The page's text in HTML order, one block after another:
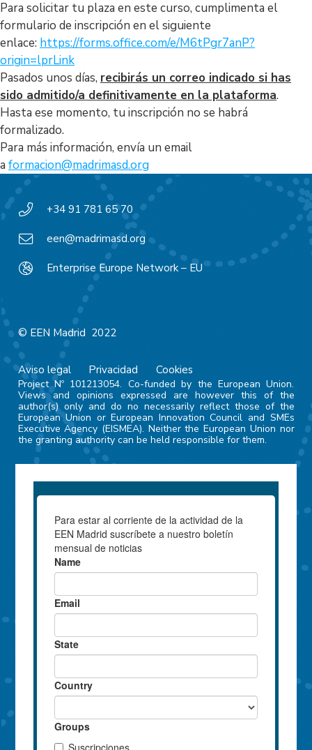
Para solicitar tu plaza en este curso, cumplimenta el
formulario de inscripción en el siguiente
enlace: https://forms.office.com/e/M6tPgr7anP?
origin=lprLink
Pasados unos días, recibirás un correo indicado si has
sido admitido/a definitivamente en la plataforma.
Hasta ese momento, tu inscripción no se habrá
formalizado.
Para más información, envía un email
a formacion@madrimasd.org
+34 91 781 65 70
een@madrimasd.org
Enterprise Europe Network – EU
© EEN Madrid 2022
Aviso legal Privacidad Cookies
Project Nº 101213054. Co-funded by the European Union.
Views and opinions expressed are however this of the
author(s) only and do no necessarily reflect those of the
European Union or European Innovation Council and SMEs
Executive Agency (EISMEA). Neither the European Union nor
the granting authority can be held responsible for them.